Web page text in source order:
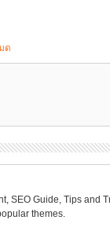
ด
SEO Guide, Tips and
themes.